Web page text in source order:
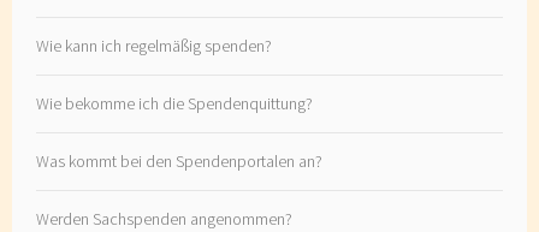
Wie kann ich regelmäßig spenden?
Wie bekomme ich die Spendenquittung?
Was kommt bei den Spendenportalen an?
Werden Sachspenden angenommen?